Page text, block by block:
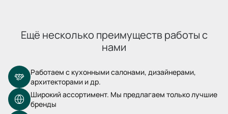
Ещё несколько преимуществ работы с
нами
Работаем с кухонными салонами, дизайнерами,
архитекторами и др.
Широкий ассортимент. Мы предлагаем только лучшие
бренды